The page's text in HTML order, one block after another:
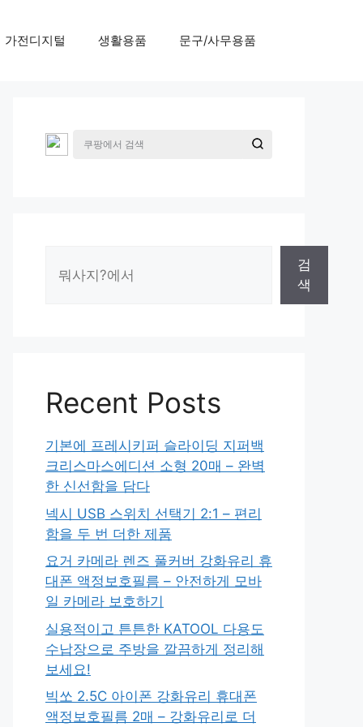
가전디지털 생활용품 문구/사무용품
검
색
Recent Posts
기본에 프레시키퍼 슬라이딩 지퍼백
크리스마스에디션 소형 20매 – 완벽
한 신선함을 담다
넥시 USB 스위치 선택기 2:1 – 편리
함을 두 번 더한 제품
요거 카메라 렌즈 풀커버 강화유리 휴
대폰 액정보호필름 – 안전하게 모바
일 카메라 보호하기
실용적이고 튼튼한 KATOOL 다용도
수납장으로 주방을 깔끔하게 정리해
보세요!
빅쏘 2.5C 아이폰 강화유리 휴대폰
액정보호필름 2매 – 강화유리로 더